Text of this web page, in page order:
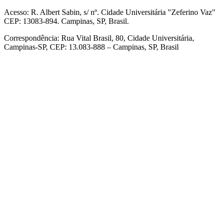
Acesso: R. Albert Sabin, s/ nº. Cidade Universitária "Zeferino Vaz"
CEP: 13083-894. Campinas, SP, Brasil.
Correspondência: Rua Vital Brasil, 80, Cidade Universitária,
Campinas-SP, CEP: 13.083-888 – Campinas, SP, Brasil